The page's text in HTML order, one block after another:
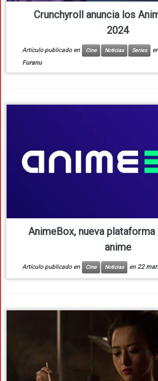
Crunchyroll anuncia los
2024
Artículo publicado en Cine Noticias Series
Furanu
AnimeBox, nueva plataforma
anime
Artículo publicado en Cine Noticias en 22